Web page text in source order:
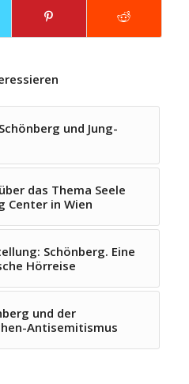
und Jung-
das Thema Seele
Center in Wien
Schönberg. Eine
Hörreise
und der
Antisemitismus